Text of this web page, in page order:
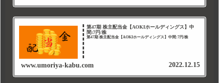
第47期 株主配当金【AOKIホールディングス】中
間:7円/株
第47期 株主配当金【AOKIホールディングス】中間:7円/株
www.umoriya-kabu.com 2022.12.15